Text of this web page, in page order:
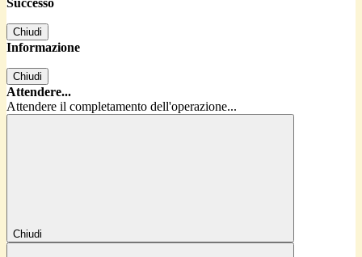
Successo
Chiudi
Informazione
Chiudi
Attendere...
Attendere il completamento dell'operazione...
Chiudi